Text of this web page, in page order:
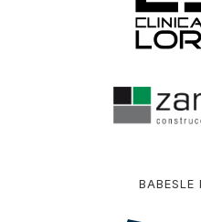
BABESLE